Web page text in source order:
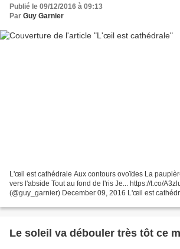
Publié le 09/12/2016 à 09:13
Par Guy Garnier
L'œil est cathédrale Aux contours ovoïdes La
vers l'abside Tout au fond de l'ris Je... https://t.co/
(@guy_garnier) December 09, 2016 L'œil est
Le soleil va débouler très tôt ce